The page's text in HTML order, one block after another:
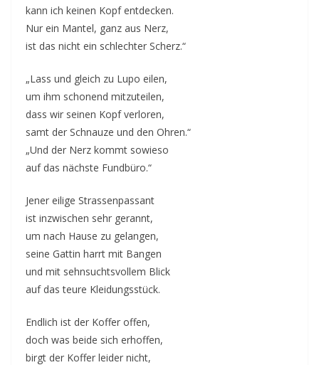
kann ich keinen Kopf entdecken.
Nur ein Mantel, ganz aus Nerz,
ist das nicht ein schlechter Scherz.“
„Lass und gleich zu Lupo eilen,
um ihm schonend mitzuteilen,
dass wir seinen Kopf verloren,
samt der Schnauze und den Ohren.“
„Und der Nerz kommt sowieso
auf das nächste Fundbüro.“
Jener eilige Strassenpassant
ist inzwischen sehr gerannt,
um nach Hause zu gelangen,
seine Gattin harrt mit Bangen
und mit sehnsuchtsvollem Blick
auf das teure Kleidungsstück.
Endlich ist der Koffer offen,
doch was beide sich erhoffen,
birgt der Koffer leider nicht,